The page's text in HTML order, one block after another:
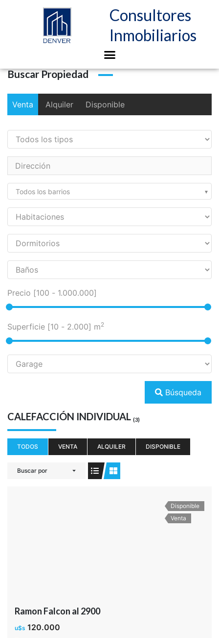
Consultores
Inmobiliarios
Buscar Propiedad
Venta Alquiler Disponible
Todos los barrios
Precio [100 - 1.000.000]
Superficie [10 - 2.000] m2
Búsqueda
CALEFACCIÓN INDIVIDUAL (3)
TODOS VENTA ALQUILER DISPONIBLE
Buscar por
Disponible
Venta
Ramon Falcon al 2900
u$s 120.000